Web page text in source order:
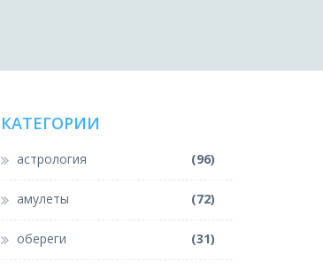
КАТЕГОРИИ
астрология (96)
амулеты (72)
обереги (31)